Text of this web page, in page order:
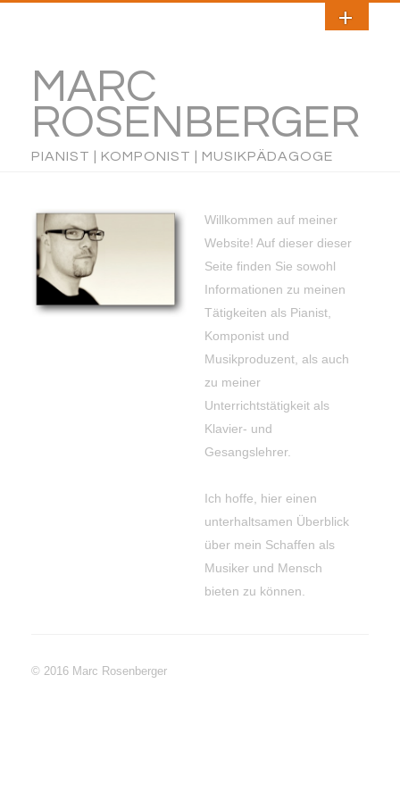
MARC
ROSENBERGER
PIANIST | KOMPONIST | MUSIKPÄDAGOGE
Willkommen auf meiner
Website! Auf dieser dieser
Seite finden Sie sowohl
Informationen zu meinen
Tätigkeiten als Pianist,
Komponist und
Musikproduzent, als auch
zu meiner
Unterrichtstätigkeit als
Klavier- und
Gesangslehrer.
Ich hoffe, hier einen
unterhaltsamen Überblick
über mein Schaffen als
Musiker und Mensch
bieten zu können.
© 2016 Marc Rosenberger